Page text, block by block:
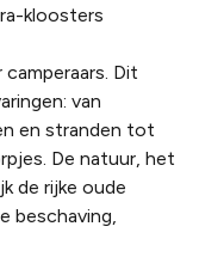
kloosters
Dit
van
en stranden tot
De natuur, het
de rijke oude
beschaving,